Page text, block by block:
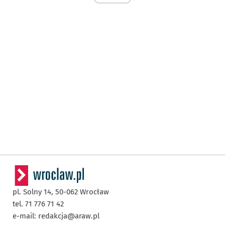
pl. Solny 14, 50-062 Wrocław
tel. 71 776 71 42
e-mail: redakcja@araw.pl